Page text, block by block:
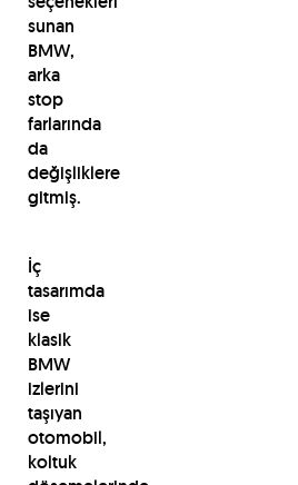
sunan
BMW,
arka
stop
farlarında
da
değişliklere
gitmiş.
İç
tasarımda
ise
klasik
BMW
izlerini
taşıyan
otomobil,
koltuk